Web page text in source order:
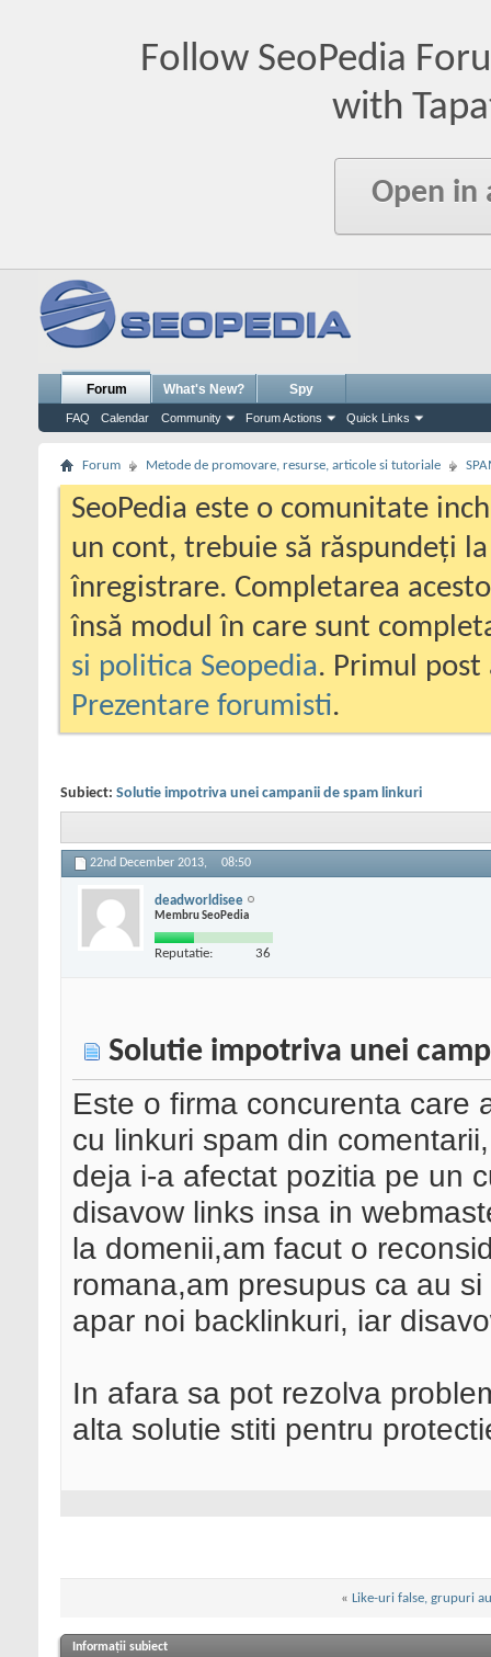
Follow SeoPedia
with
Open in
Forum
FAQ Calendar Community Forum Actions Quick Links
What's New? Spy
Forum Metode de promovare, resurse, articole si tutoriale
SeoPedia este o comunitate
un cont, trebuie să răspundeți
înregistrare. Completarea
însă modul în care sunt
si politica Seopedia. Primul
Prezentare forumisti.
Subiect: Solutie impotriva unei campanii de spam linkuri
22nd December 2013, 08:50
deadworldisee
Membru SeoPedia
Reputatie: 36
Solutie impotriva unei
Este o firma concurenta care
cu linkuri spam din
deja i-a afectat pozitia pe un
disavow links insa in
la domenii,am facut o
romana,am presupus ca au
apar noi backlinkuri, iar
In afara sa pot rezolva
alta solutie stiti pentru
« Like-uri false, grupuri
Informații subiect